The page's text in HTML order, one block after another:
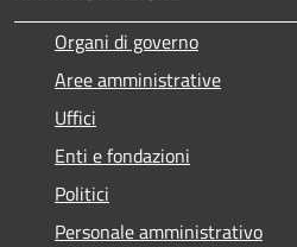
Organi di governo
Aree amministrative
Uffici
Enti e fondazioni
Politici
Personale amministrativo